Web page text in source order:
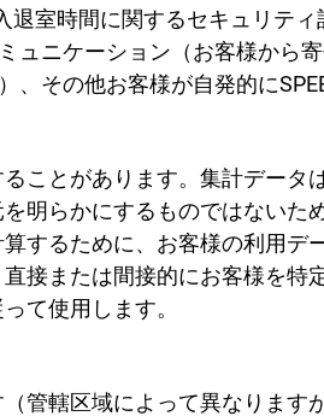
室時間に関するセキュリティ
ュニケーション（お客様から
、その他お客様が自発的に
ことがあります。集計データ
明らかにするものではないた
するために、お客様の利用デ
接または間接的にお客様を特
て使用します。
管轄区域によって異なります